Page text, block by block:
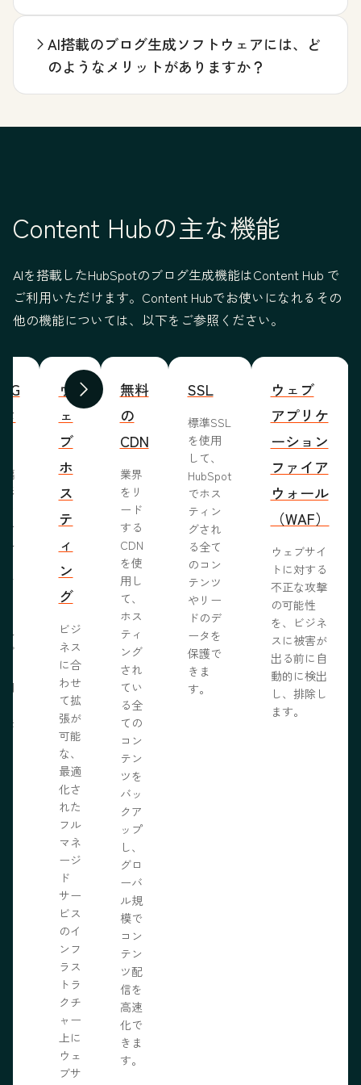
AI搭載のブログ生成ソフトウェアには、ど
のようなメリットがありますか？
Content Hubの主な機能
AIを搭載したHubSpotのブログ生成機能はContent Hub で
ご利用いただけます。Content Hubでお使いになれるその
他の機能については、以下をご参照ください。
前へ 次へ
編
形
ル
ル
ブ
ウ
ェ
ブ
ホ
ス
テ
ィ
ン
グ
ビジ
ネス
に合
わせ
て拡
張が
可能
な、
最適
化さ
れた
フル
マネ
ージ
ド
サー
ビス
のイ
ンフ
ラス
トラ
クチ
ャー
上に
ウェ
ブサ
無料
の
CDN
業界
をリ
ード
する
CDN
を使
用し
て、
ホス
ティ
ング
され
てい
る全
ての
コン
テン
ツを
バッ
クア
ップ
し、
グロ
ーバ
ル規
模で
コン
テン
ツ配
信を
高速
化で
きま
す。
SSL
標準SSL
を使用
して、
HubSpot
でホス
ティン
グされ
る全て
のコン
テンツ
やリー
ドのデ
ータを
保護で
きま
す。
ウェブ
アプリケ
ーション
ファイア
ウォール
（WAF）
ウェブサイ
トに対する
不正な攻撃
の可能性
を、ビジネ
スに被害が
出る前に自
動的に検出
し、排除し
ます。